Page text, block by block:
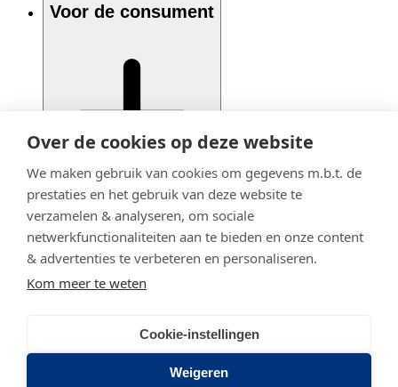
Over de cookies op deze website
We maken gebruik van cookies om gegevens m.b.t. de
prestaties en het gebruik van deze website te
verzamelen & analyseren, om sociale
netwerkfunctionaliteiten aan te bieden en onze content
& advertenties te verbeteren en personaliseren.
Kom meer te weten
Cookie-instellingen
Weigeren
Voor de consument